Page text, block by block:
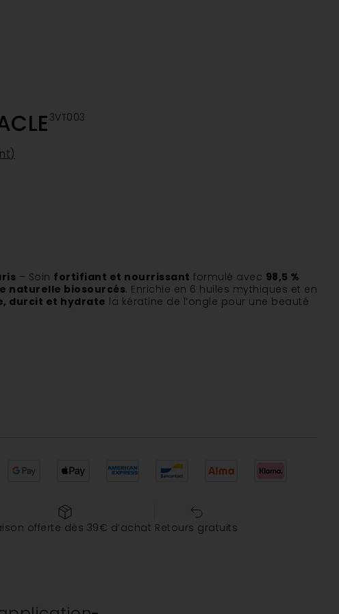
3VT003
– Soin fortifiant et nourrissant formulé avec 98,5 %
naturelle biosourcés. Enrichie en 6 huiles mythiques et en
durcit et hydrate la kératine de l’ongle pour une beauté
offerte dès 39€ d’achat Retours gratuits